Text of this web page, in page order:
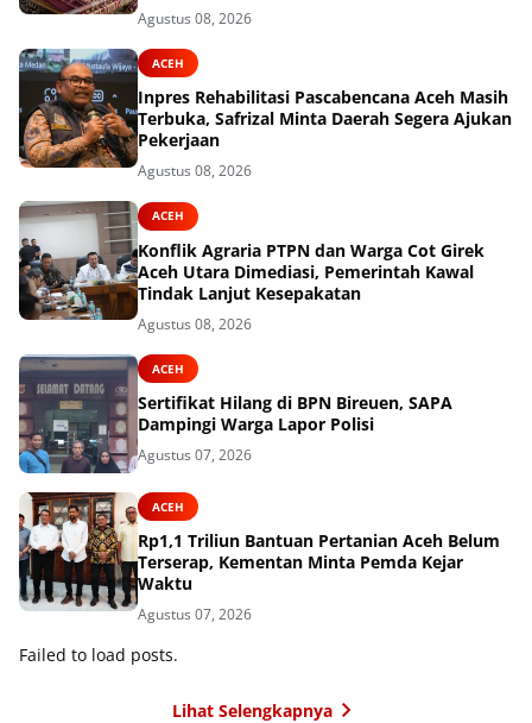
Agustus 08, 2026
ACEH
Inpres Rehabilitasi Pascabencana Aceh Masih
Terbuka, Safrizal Minta Daerah Segera Ajukan
Pekerjaan
Agustus 08, 2026
ACEH
Konflik Agraria PTPN dan Warga Cot Girek
Aceh Utara Dimediasi, Pemerintah Kawal
Tindak Lanjut Kesepakatan
Agustus 08, 2026
ACEH
Sertifikat Hilang di BPN Bireuen, SAPA
Dampingi Warga Lapor Polisi
Agustus 07, 2026
ACEH
Rp1,1 Triliun Bantuan Pertanian Aceh Belum
Terserap, Kementan Minta Pemda Kejar
Waktu
Agustus 07, 2026
Failed to load posts.
Lihat Selengkapnya